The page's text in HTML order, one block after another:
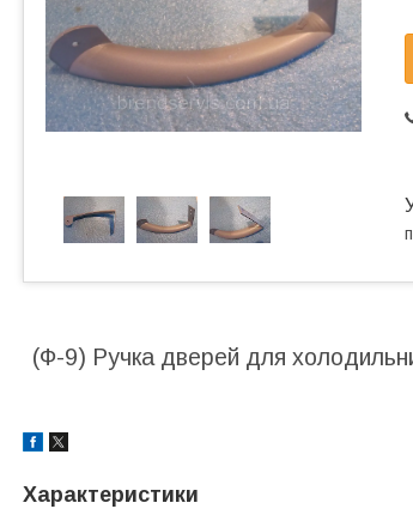
(Ф-9) Ручка дверей для
Характеристики